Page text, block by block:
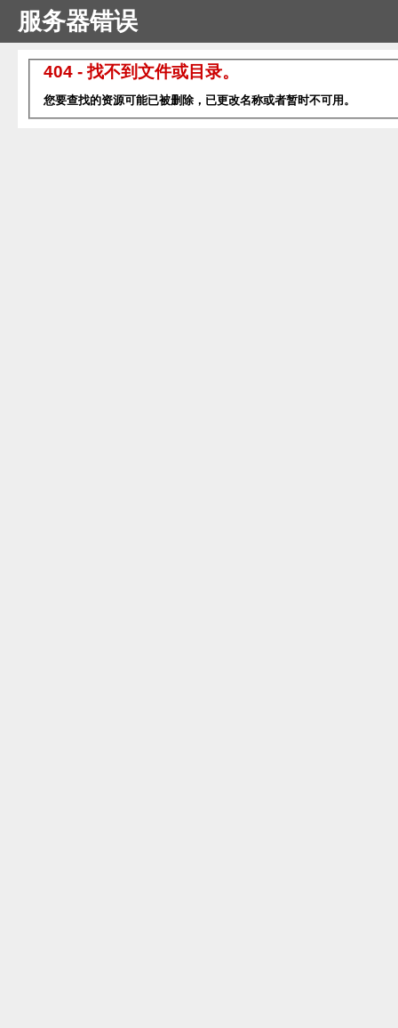
服务器错误
404 - 找不到文件或目录。
您要查找的资源可能已被删除，已更改名称或者暂时不可用。